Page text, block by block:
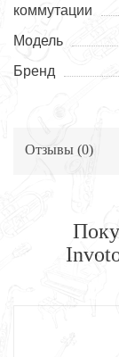
коммутации
Модель
Бренд
Отзывы (0)